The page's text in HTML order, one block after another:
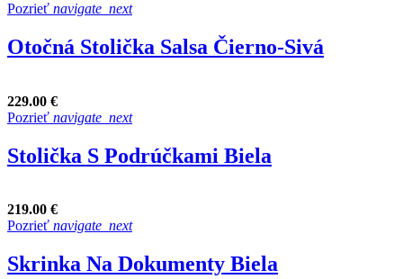
Pozrieť navigate_next
Otočná Stolička Salsa Čierno-Sivá
229.00 €
Pozrieť navigate_next
Stolička S Podrúčkami Biela
219.00 €
Pozrieť navigate_next
Skrinka Na Dokumenty Biela